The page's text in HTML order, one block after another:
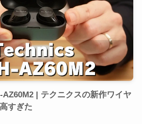
AZ60M2 | テクニクスの新作ワイヤ
すぎた